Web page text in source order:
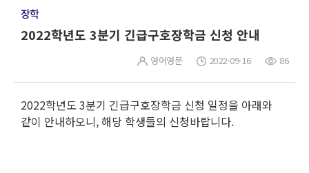
장학
2022학년도 3분기 긴급구호장학금 신청 안내
영어영문 2022-09-16 86
2022학년도 3분기 긴급구호장학금 신청 일정을 아래와
같이 안내하오니, 해당 학생들의 신청바랍니다.